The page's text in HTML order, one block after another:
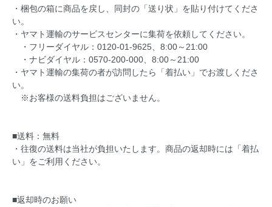
・梱包の箱に商品を戻し、同封の「送り状」を貼り付けてくださ
い。
・ヤマト運輸のサービスセンターに集荷を依頼してください。
・フリーダイヤル：0120-01-9625、8:00～21:00
・ナビダイヤル：0570-200-000、8:00～21:00
・ヤマト運輸の集荷の者が訪問したら「着払い」でお渡しくださ
い。
※お客様の送料負担はございません。
■送料：無料
・往復の送料は当社が負担いたします。商品の返却時には「着払
い」をご利用ください。
■返却時のお願い